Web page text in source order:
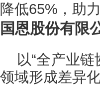
降低65%，助
国恩股份有限
以“全产业
领域形成差异